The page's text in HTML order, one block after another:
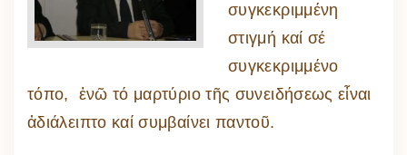
συγκεκριμμένη
στιγμή καί σέ
συγκεκριμμένο
τόπο, ἐνῶ τό μαρτύριο τῆς συνειδήσεως εἶναι
ἀδιάλειπτο καί συμβαίνει παντοῦ.